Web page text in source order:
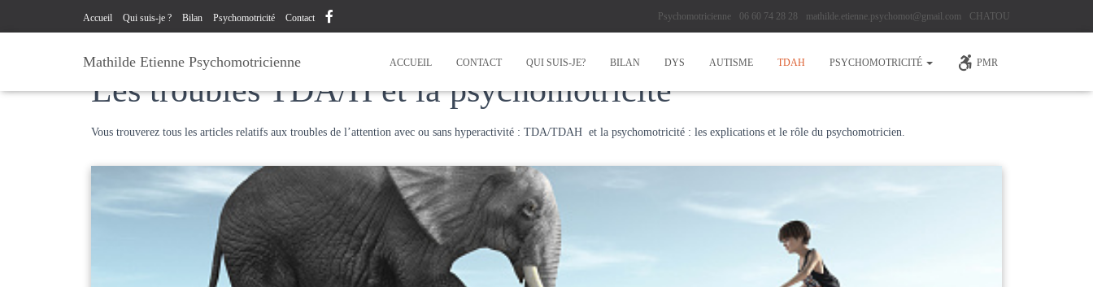
Psychomotricienne 06 60 74 28 28 mathilde.etienne.psychomot@gmail.com CHATOU
Accueil Qui suis-je ? Bilan Psychomotricité Contact
Mathilde Etienne Psychomotricienne ACCUEIL CONTACT QUI SUIS-JE? BILAN DYS AUTISME TDAH PSYCHOMOTRICITÉ PMR
Les troubles TDA/H et la psychomotricité
Vous trouverez tous les articles relatifs aux troubles de l’attention avec ou sans hyperactivité : TDA/TDAH et la psychomotricité : les explications et le rôle du psychomotricien.